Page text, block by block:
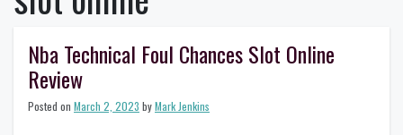
Nba Technical Foul Chances Slot Online
Review
Posted on March 2, 2023 byMark Jenkins